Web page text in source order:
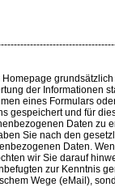
der Informationen
eines Formulars
gespeichert und für
Daten zu
Sie nach den
Daten.
wir Sie darauf
zur Kenntnis
Wege (eMail),